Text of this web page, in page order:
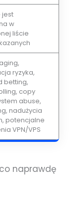
jest
w
liście
ryzyka,
betting,
copy
abuse,
nadużycia
potencjalne
VPN/VPS
naprawdę